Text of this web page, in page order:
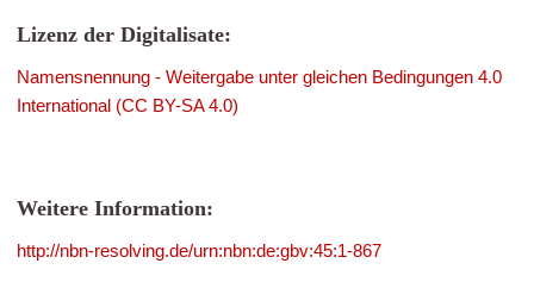
Lizenz der Digitalisate:
Namensnennung - Weitergabe unter gleichen Bedingungen 4.0
International (CC BY-SA 4.0)
Weitere Information:
http://nbn-resolving.de/urn:nbn:de:gbv:45:1-867